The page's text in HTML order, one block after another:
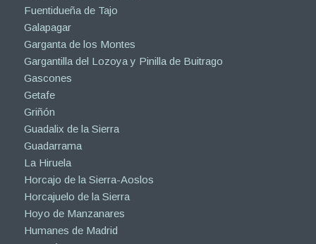
Fuentidueña de Tajo
Galapagar
Garganta de los Montes
Gargantilla del Lozoya y Pinilla de Buitrago
Gascones
Getafe
Griñón
Guadalix de la Sierra
Guadarrama
La Hiruela
Horcajo de la Sierra-Aoslos
Horcajuelo de la Sierra
Hoyo de Manzanares
Humanes de Madrid